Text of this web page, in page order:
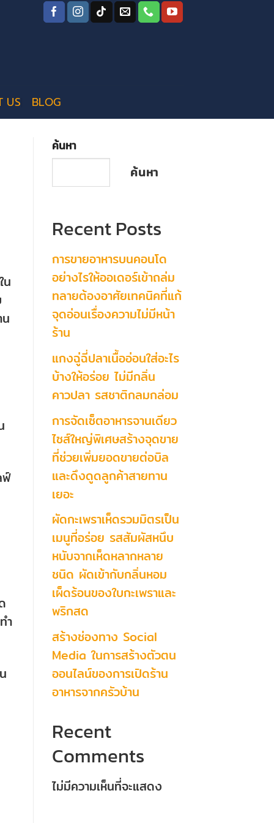
US BLOG
น
ฟ์
ำ
ค้นหา
ค้นหา
Recent Posts
การขายอาหารบนคอนโด
อย่างไรให้ออเดอร์เข้าถล่ม
ทลายต้องอาศัยเทคนิคที่แก้
จุดอ่อนเรื่องความไม่มีหน้า
ร้าน
แกงฉู่ฉี่ปลาเนื้ออ่อนใส่อะไร
บ้างให้อร่อย ไม่มีกลิ่น
คาวปลา รสชาติกลมกล่อม
การจัดเซ็ตอาหารจานเดียว
ไซส์ใหญ่พิเศษสร้างจุดขาย
ที่ช่วยเพิ่มยอดขายต่อบิล
และดึงดูดลูกค้าสายทาน
เยอะ
ผัดกะเพราเห็ดรวมมิตรเป็น
เมนูที่อร่อย รสสัมผัสหนึบ
หนับจากเห็ดหลากหลาย
ชนิด ผัดเข้ากับกลิ่นหอม
เผ็ดร้อนของใบกะเพราและ
พริกสด
สร้างช่องทาง Social
Media ในการสร้างตัวตน
ออนไลน์ของการเปิดร้าน
อาหารจากครัวบ้าน
Recent
Comments
ไม่มีความเห็นที่จะแสดง